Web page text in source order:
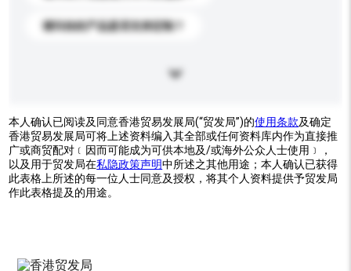
请问你的产品是否支持定制？
本人确认已阅读及同意香港贸易发展局(“贸发局”)的使用条款及确定
香港贸易发展局可将上述资料编入其全部或任何资料库内作为直接推
广或商贸配对﹝因而可能成为可供本地及/或海外公众人士使用﹞，
以及用于贸发局在私隐政策声明中所述之其他用途；本人确认已获得
此表格上所述的每一位人士同意及授权，将其个人资料提供予贸发局
作此表格提及的用途。